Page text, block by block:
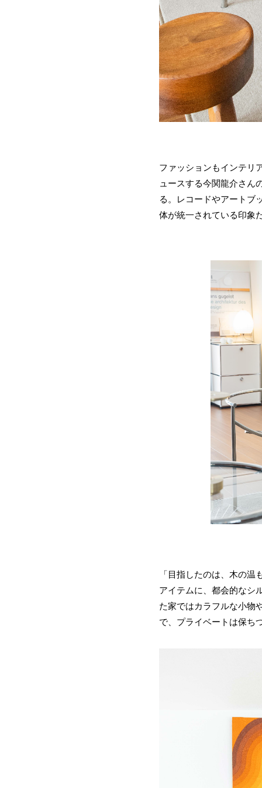
ファッションもインテリ
ュースする今関龍介さん
る。レコードやアートブ
体が統一されている印象だ
「目指したのは、木の
アイテムに、都会的なシ
た家ではカラフルな小物
で、プライベートは保ち